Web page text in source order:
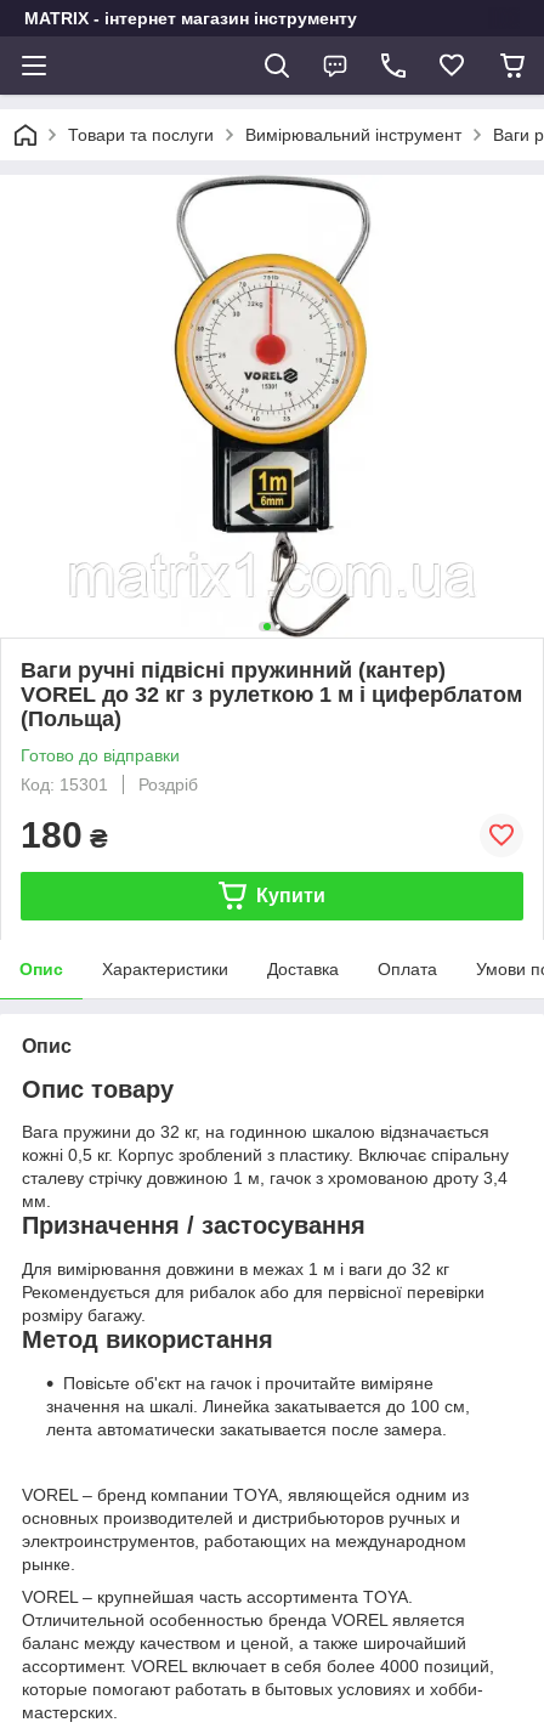
MATRIX - інтернет магазин інструменту
Товари та послуги Вимірювальний інструмент Ваги
Ваги ручні підвісні пружинний (кантер)
VOREL до 32 кг з рулеткою 1 м і циферблатом
(Польща)
Готово до відправки
Код: 15301
Роздріб
180 ₴
Купити
Опис Характеристики Доставка Оплата Умови
Опис
Опис товару
Вага пружини до 32 кг, на годинною шкалою відзначається
кожні 0,5 кг. Корпус зроблений з пластику. Включає спіральну
сталеву стрічку довжиною 1 м, гачок з хромованою дроту 3,4
мм.
Призначення / застосування
Для вимірювання довжини в межах 1 м і ваги до 32 кг
Рекомендується для рибалок або для первісної перевірки
розміру багажу.
Метод використання
Повісьте об'єкт на гачок і прочитайте виміряне
значення на шкалі. Линейка закатывается до 100 см,
лента автоматически закатывается после замера.
VOREL – бренд компании TOYA, являющейся одним из
основных производителей и дистрибьюторов ручных и
электроинструментов, работающих на международном
рынке.
VOREL – крупнейшая часть ассортимента TOYA.
Отличительной особенностью бренда VOREL является
баланс между качеством и ценой, а также широчайший
ассортимент. VOREL включает в себя более 4000 позиций,
которые помогают работать в бытовых условиях и хобби-
мастерских.